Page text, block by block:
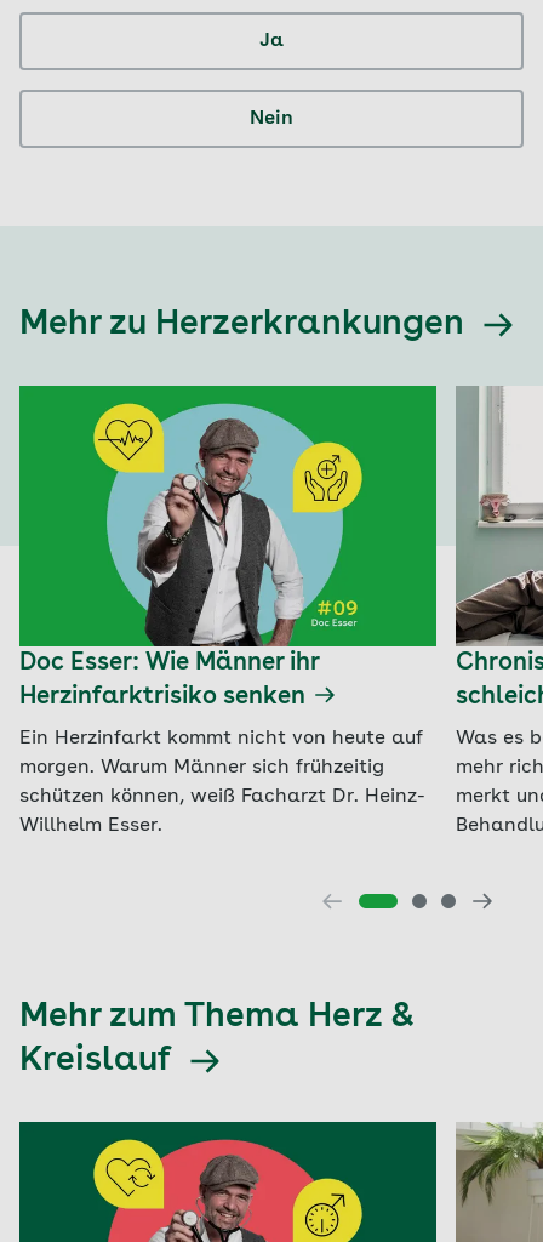
Ja
Nein
Mehr zu Herzerkrankungen
Doc Esser: Wie Männer ihr
Herzinfarktrisiko senken
Ein Herzinfarkt kommt nicht von heute auf
morgen. Warum Männer sich frühzeitig
schützen können, weiß Facharzt Dr. Heinz-
Willhelm Esser.
Was es
mehr
merkt
Mehr zum Thema Herz &
Kreislauf